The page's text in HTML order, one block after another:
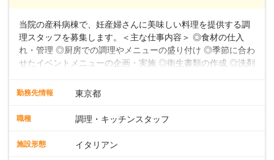
当院の産科病棟で、妊産婦さんに美味しい料理を提供する調
理スタッフを募集します。＜主な仕事内容＞ ◎食材の仕入
れ・管理 ◎厨房での調理やメニューの盛り付け ◎季節に合わ
せたイベントメニューの企画・実施 ◎衛生書類の作成 ◎洗剤
フの指導 など★フレンチ・和・洋・中・イタリアンなど、
れ・管理から、厨房での調理やメニューの盛り付け、さらに
す。フレンチのコース料理から和・洋・中・イタリアンま
勤務先情報 東京都
職種 調理・キッチンスタッフ
施設形態 イタリアン